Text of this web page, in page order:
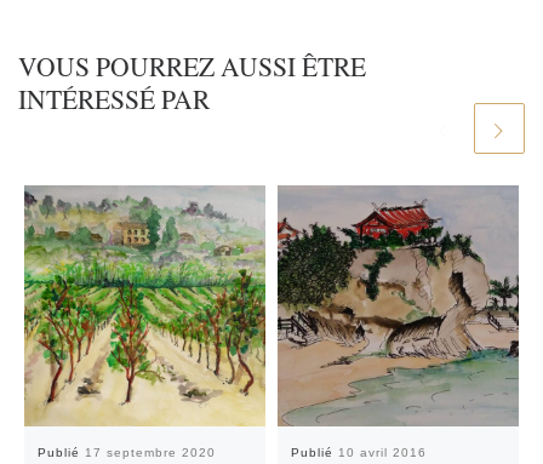
VOUS POURREZ AUSSI ÊTRE
INTÉRESSÉ PAR
Publié 17 septembre 2020 Publié 10 avril 2016